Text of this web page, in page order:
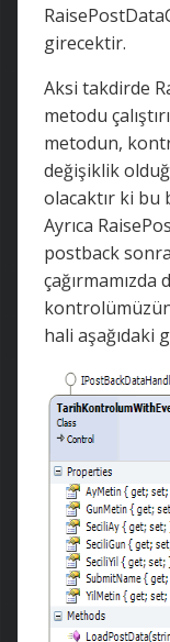
girecektir.
Aksi takdirde
metodu
metodun,
değişiklik
olacaktır ki
Ayrıca
postback
çağırmamızda
hali aşağıdaki